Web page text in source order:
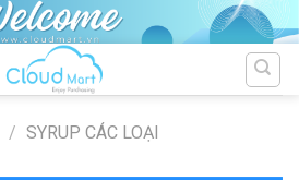
/ SYRUP CÁC LOẠI